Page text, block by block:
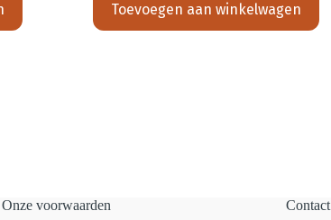
Toevoegen aan winkelwagen
Onze voorwaarden Contact